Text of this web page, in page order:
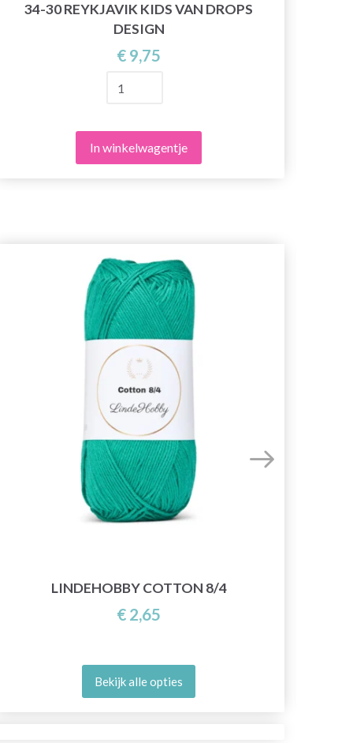
34-30 REYKJAVIK KIDS VAN DROPS
DESIGN
€ 9,75
In winkelwagentje
LINDEHOBBY COTTON 8/4
€ 2,65
Bekijk alle opties